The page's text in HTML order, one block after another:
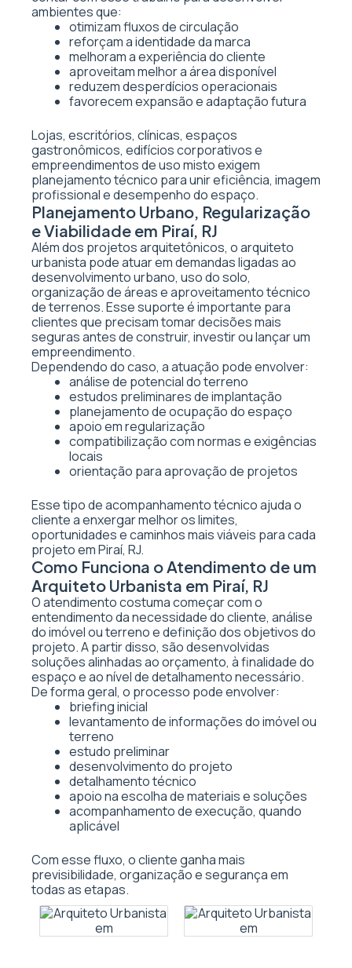
ambientes que:
otimizam fluxos de circulação
reforçam a identidade da marca
melhoram a experiência do cliente
aproveitam melhor a área disponível
reduzem desperdícios operacionais
favorecem expansão e adaptação futura
Lojas, escritórios, clínicas, espaços
gastronômicos, edifícios corporativos e
empreendimentos de uso misto exigem
planejamento técnico para unir eficiência, imagem
profissional e desempenho do espaço.
Planejamento Urbano, Regularização
e Viabilidade em Piraí, RJ
Além dos projetos arquitetônicos, o arquiteto
urbanista pode atuar em demandas ligadas ao
desenvolvimento urbano, uso do solo,
organização de áreas e aproveitamento técnico
de terrenos. Esse suporte é importante para
clientes que precisam tomar decisões mais
seguras antes de construir, investir ou lançar um
empreendimento.
Dependendo do caso, a atuação pode envolver:
análise de potencial do terreno
estudos preliminares de implantação
planejamento de ocupação do espaço
apoio em regularização
compatibilização com normas e exigências
locais
orientação para aprovação de projetos
Esse tipo de acompanhamento técnico ajuda o
cliente a enxergar melhor os limites,
oportunidades e caminhos mais viáveis para cada
projeto em Piraí, RJ.
Como Funciona o Atendimento de um
Arquiteto Urbanista em Piraí, RJ
O atendimento costuma começar com o
entendimento da necessidade do cliente, análise
do imóvel ou terreno e definição dos objetivos do
projeto. A partir disso, são desenvolvidas
soluções alinhadas ao orçamento, à finalidade do
espaço e ao nível de detalhamento necessário.
De forma geral, o processo pode envolver:
briefing inicial
levantamento de informações do imóvel ou
terreno
estudo preliminar
desenvolvimento do projeto
detalhamento técnico
apoio na escolha de materiais e soluções
acompanhamento de execução, quando
aplicável
Com esse fluxo, o cliente ganha mais
previsibilidade, organização e segurança em
todas as etapas.